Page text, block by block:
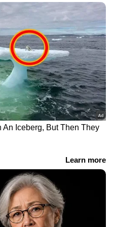
സിജെപി സമരത്തിൽ
പങ്കെടുത്തവർ
ദേശവിരുദ്ധരല്ലെന്ന്
മോഹൻ ഭാഗവത്,
ജനാധിപത്യത്തിന്റെ ഭാഗം'
പ്രധാനമന്ത്രിയുടെ വിദേശ